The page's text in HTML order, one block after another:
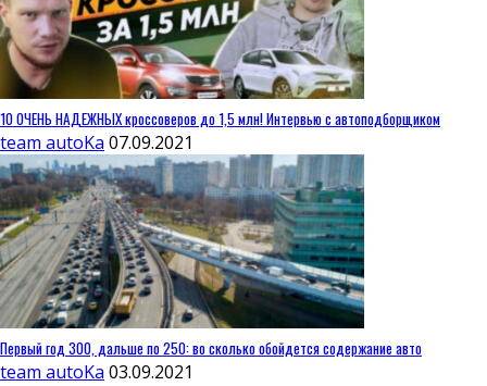
10 ОЧЕНЬ НАДЕЖНЫХ кроссоверов до 1,5 млн! Интервью с автоподборщиком
team autoKa 07.09.2021
Первый год 300, дальше по 250: во сколько обойдется содержание авто
team autoKa 03.09.2021